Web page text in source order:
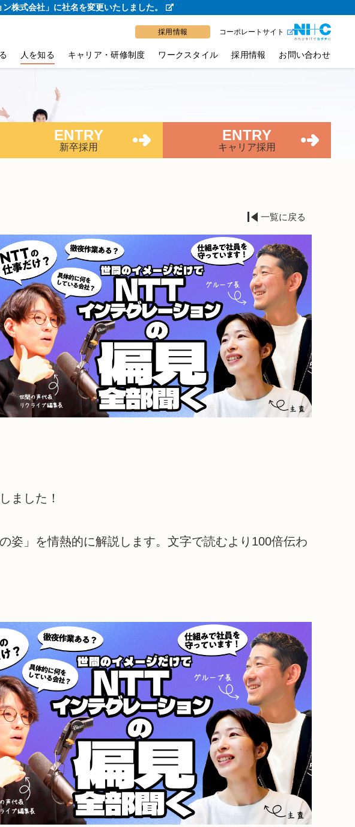
株式会社」に社名を変更いたしました。
採用情報 コーポレートサイト
人を知る キャリア・研修制度 ワークスタイル 採用情報 お問い合わせ
ENTRY
新卒採用
ENTRY
キャリア採用
一覧に戻る
ました！
姿」を情熱的に解説します。文字で読むより100倍伝わ